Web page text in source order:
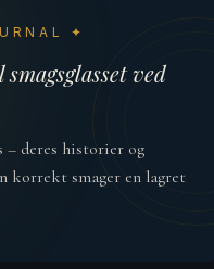
✦
ved
– deres historier og
korrekt smager en lagret